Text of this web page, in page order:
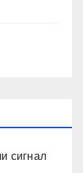
сигнал